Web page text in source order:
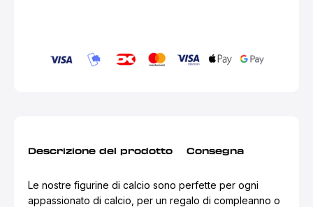
Descrizione del prodotto Consegna
Le nostre figurine di calcio sono perfette per ogni
appassionato di calcio, per un regalo di compleanno o